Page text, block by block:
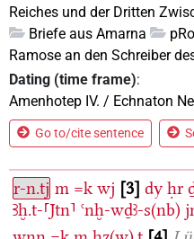
Reiches und der Dritten
Briefe aus Amarna
Ramose an den Schreiber
Dating (time frame):
Amenhotep IV. / Echnaton
Go to/cite sentence
r-n.tj m =k wj 3 dy ḥr
Ꜣḫ.t-⸢Jtn⸣ ꜥnḫ-wḏꜣ-s(nb)